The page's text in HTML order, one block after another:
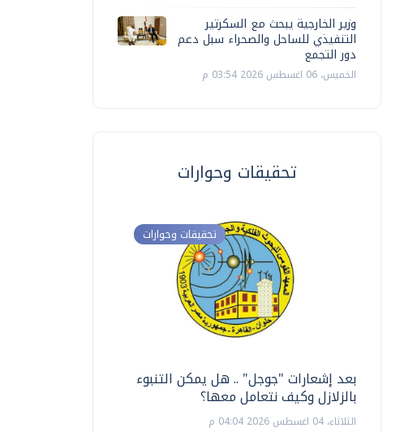
وزير الخارجية يبحث مع السكرتير
التنفيذي للساحل والصحراء سبل دعم
دور التجمع
الخميس، 06 اغسطس 2026 03:54 م
تحقيقات وحوارات
تحقيقات وحوارات
بعد إشعارات "جوجل" .. هل يمكن التنبوء
بالزلازل وكيف نتعامل معها؟
الثلاثاء، 04 اغسطس 2026 04:04 م